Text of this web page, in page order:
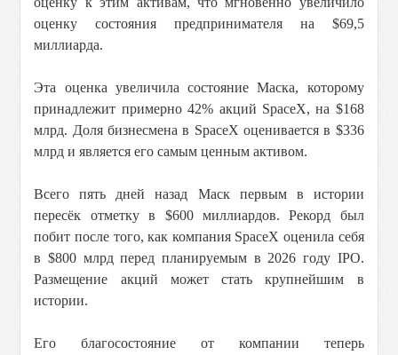
оценку состояния предпринимателя на $69,5
миллиарда.
Эта оценка увеличила состояние Маска, которому
принадлежит примерно 42% акций SpaceX, на $168
млрд. Доля бизнесмена в SpaceX оценивается в $336
млрд и является его самым ценным активом.
Всего пять дней назад Маск первым в истории
пересёк отметку в $600 миллиардов. Рекорд был
побит после того, как компания SpaceX оценила себя
в $800 млрд перед планируемым в 2026 году IPO.
Размещение акций может стать крупнейшим в
истории.
Его благосостояние от компании теперь